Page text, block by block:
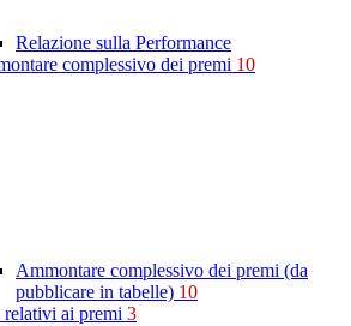
Relazione sulla Performance
complessivo dei premi 10
Ammontare complessivo dei premi (da
pubblicare in tabelle) 10
ai premi 3